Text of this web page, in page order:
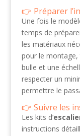
Préparer
Une fois le
temps de
les matériaux
pour le montage,
bulle et une
respecter un
permettre le
Suivre les
Les kits d’
instructions